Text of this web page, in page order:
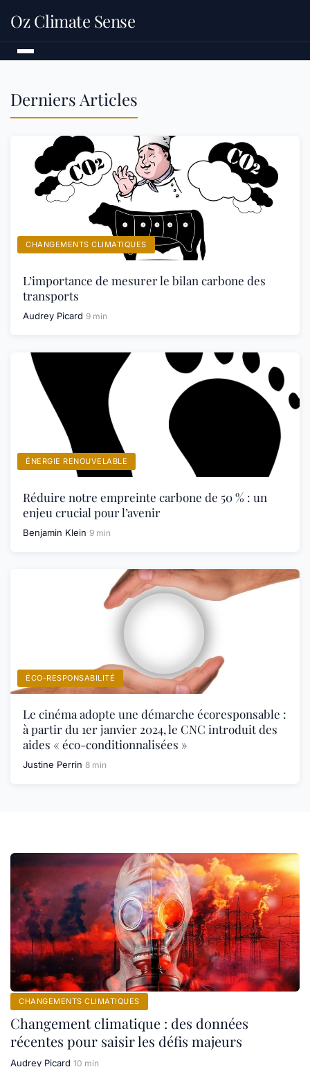
Oz Climate Sense
Derniers Articles
CHANGEMENTS CLIMATIQUES
L’importance de mesurer le bilan carbone des
transports
Audrey Picard 9 min
ÉNERGIE RENOUVELABLE
Réduire notre empreinte carbone de 50 % : un
enjeu crucial pour l’avenir
Benjamin Klein 9 min
ÉCO-RESPONSABILITÉ
Le cinéma adopte une démarche écoresponsable :
à partir du 1er janvier 2024, le CNC introduit des
aides « éco-conditionnalisées »
Justine Perrin 8 min
CHANGEMENTS CLIMATIQUES
Changement climatique : des données
récentes pour saisir les défis majeurs
Audrey Picard 10 min